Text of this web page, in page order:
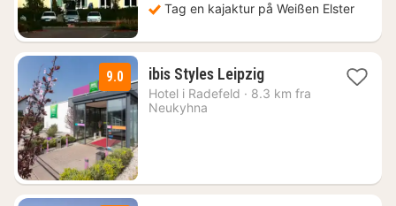
Tag en kajaktur på Weißen Elster
9.0 ibis Styles Leipzig2
nætter
Hotel i Radefeld · 8.3 km fra
Neukyhna